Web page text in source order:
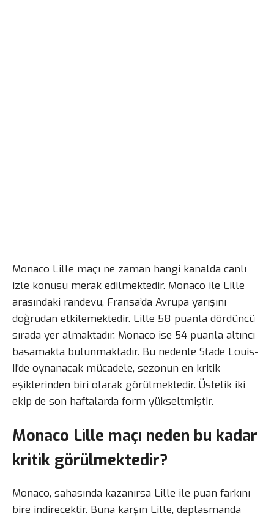
Monaco Lille maçı ne zaman hangi kanalda canlı
izle konusu merak edilmektedir. Monaco ile Lille
arasındaki randevu, Fransa’da Avrupa yarışını
doğrudan etkilemektedir. Lille 58 puanla dördüncü
sırada yer almaktadır. Monaco ise 54 puanla altıncı
basamakta bulunmaktadır. Bu nedenle Stade Louis-
II’de oynanacak mücadele, sezonun en kritik
eşiklerinden biri olarak görülmektedir. Üstelik iki
ekip de son haftalarda form yükseltmiştir.
Monaco Lille maçı neden bu kadar
kritik görülmektedir?
Monaco, sahasında kazanırsa Lille ile puan farkını
bire indirecektir. Buna karşın Lille, deplasmanda